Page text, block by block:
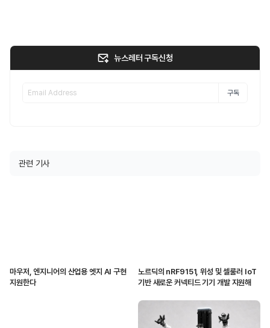
뉴스레터 구독신청
구독
관련 기사
마우저, 엔지니어의 산업용 엣지 AI 구현
지원한다
노르딕의 nRF9151, 위성 및 셀룰러 IoT
기반 새로운 커넥티드 기기 개발 지원해